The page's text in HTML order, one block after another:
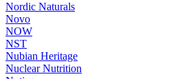
Nordic Naturals
Novo
NOW
NST
Nubian Heritage
Nuclear Nutrition